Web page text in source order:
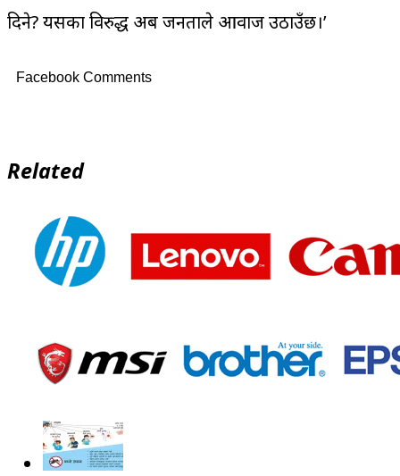
दिने? यसका विरुद्ध अब जनताले आवाज उठाउँछ।’
Facebook Comments
Related